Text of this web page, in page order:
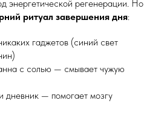
энергетической регенерации. Но
ритуал завершения дня:
гаджетов (синий свет
с солью — смывает чужую
дневник — помогает мозгу